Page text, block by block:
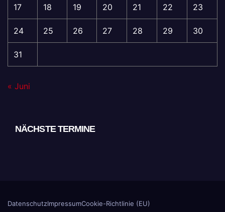
17 18 19 20 21 22 23
24 25 26 27 28 29 30
31
« Juni
NÄCHSTE TERMINE
DatenschutzImpressumCookie-Richtlinie (EU)